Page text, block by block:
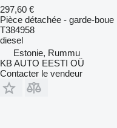
297,60 €
Pièce détachée - garde-boue
T384958
diesel
Estonie, Rummu
KB AUTO EESTI OÜ
Contacter le vendeur